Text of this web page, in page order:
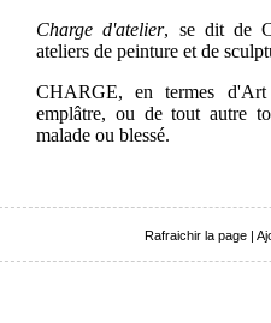
Charge d'atelier, se dit de
ateliers de peinture et de
CHARGE, en termes d'Art
emplâtre, ou de tout autre
malade ou blessé.
Rafraichir la page